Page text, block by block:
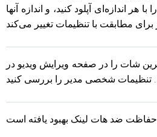
هر اندازه‌ای آپلود کنید، و اندازه آنها
شات را در صفحه ویرایش ویدیو در